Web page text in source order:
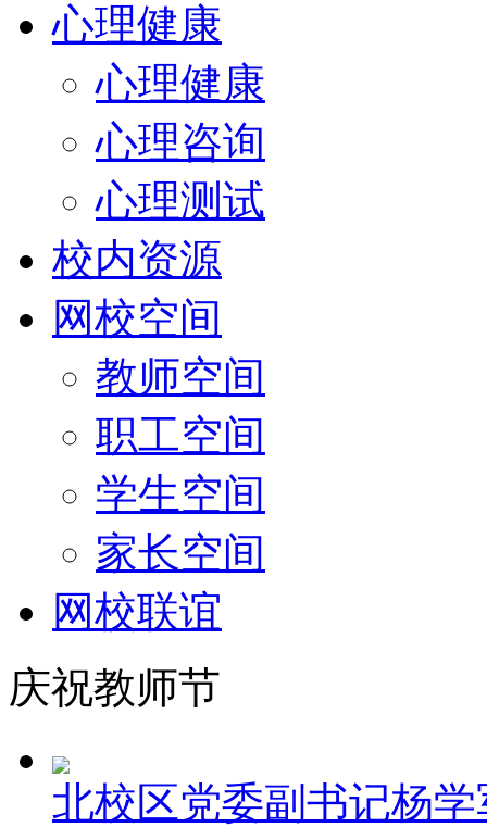
心理健康
心理健康
心理咨询
心理测试
校内资源
网校空间
教师空间
职工空间
学生空间
家长空间
网校联谊
庆祝教师节
北校区党委副书记杨